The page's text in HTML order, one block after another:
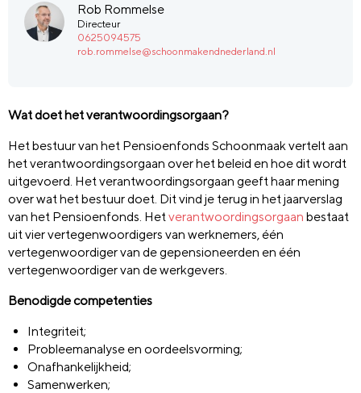
Rob Rommelse
Directeur
0625094575
rob.rommelse@schoonmakendnederland.nl
Wat doet het verantwoordingsorgaan?
Het bestuur van het Pensioenfonds Schoonmaak vertelt aan
het verantwoordingsorgaan over het beleid en hoe dit wordt
uitgevoerd. Het verantwoordingsorgaan geeft haar mening
over wat het bestuur doet. Dit vind je terug in het jaarverslag
van het Pensioenfonds. Hetverantwoordingsorgaan bestaat
uit vier vertegenwoordigers van werknemers, één
vertegenwoordiger van de gepensioneerden en één
vertegenwoordiger van de werkgevers.
Benodigde competenties
Integriteit;
Probleemanalyse en oordeelsvorming;
Onafhankelijkheid;
Samenwerken;